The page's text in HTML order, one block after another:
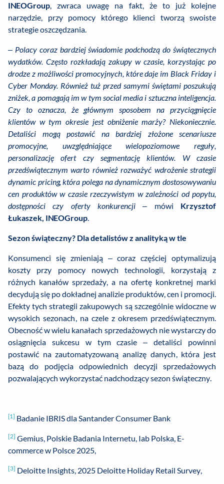
INEOGroup, zwraca uwagę na fakt, że to już kolejne
narzędzie, przy pomocy którego klienci tworzą swoiste
strategie oszczędzania.
– Polacy coraz bardziej świadomie podchodzą do świątecznych
wydatków. Często rozkładają zakupy w czasie, korzystając po
drodze z możliwości promocyjnych, które daje im Black Friday i
Cyber Monday. Również tuż przed samymi świętami poszukują
zniżek, a pomagają im w tym social media i sztuczna inteligencja.
Czy to oznacza, że głównym sposobem na przyciągnięcie
klientów w tym okresie jest obniżenie marży? Niekoniecznie.
Detaliści mogą postawić na bardziej złożone scenariusze
promocyjne, uwzględniające wielopoziomowe reguły,
personalizację ofert czy segmentację klientów. W czasie
przedświątecznym warto również rozważyć wdrożenie strategii
dynamic pricing, która polega na dynamicznym dostosowywaniu
cen produktów w czasie rzeczywistym w zależności od popytu,
dostępności czy oferty konkurencji– mówi Krzysztof
Łukaszek, INEOGroup.
Sezon świąteczny? Dla detalistów z analityką w tle
Konsumenci się zmieniają – coraz częściej optymalizują
koszty przy pomocy nowych technologii, korzystają z
różnych kanałów sprzedaży, a na ofertę konkretnej marki
decydują się po dokładnej analizie produktów, cen i promocji.
Efekty tych strategii zakupowych są szczególnie widoczne w
wysokich sezonach, na czele z okresem przedświątecznym.
Obecność w wielu kanałach sprzedażowych nie wystarczy do
osiągnięcia sukcesu w tym czasie – detaliści powinni
postawić na zautomatyzowaną analizę danych, która jest
bazą do podjęcia odpowiednich decyzji sprzedażowych
pozwalających wykorzystać nadchodzący sezon świąteczny.
[1] Badanie IBRIS dla Santander Consumer Bank
[2] Gemius, Polskie Badania Internetu, Iab Polska, E-
commerce w Polsce 2025,
[3] Deloitte Insights, 2025 Deloitte Holiday Retail Survey,